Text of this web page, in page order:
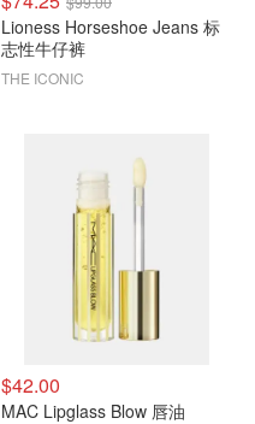
Lioness Horseshoe Jeans 标
志性牛仔裤
THE ICONIC
$42.00
MAC Lipglass Blow 唇油